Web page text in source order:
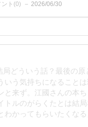
ント(0) 2026/06/30
局どういう話？最後の
いう気持ちになること
と来ず。江國さんの本
トルのがらくたとは結
わかってもらいたくな